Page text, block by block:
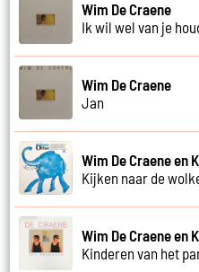
Wim De Craene
Ik wil wel van je
Wim De Craene
Jan
Wim De Craene en
Kijken naar de
Wim De Craene en
Kinderen van het